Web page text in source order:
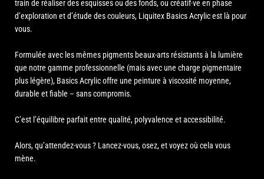
train de réaliser des esquisses ou des fonds, ou créatif·ve en phase
d’exploration et d’étude des couleurs, Liquitex Basics Acrylic est là pour
vous.
Formulée avec les mêmes pigments beaux-arts résistants à la lumière
que notre gamme professionnelle (mais avec une charge pigmentaire
plus légère), Basics Acrylic offre une peinture à viscosité moyenne,
durable et fiable – sans compromis.
C’est l’équilibre parfait entre qualité, polyvalence et accessibilité.
Alors, qu’attendez-vous ? Lancez-vous, osez, et voyez où cela vous
mène.